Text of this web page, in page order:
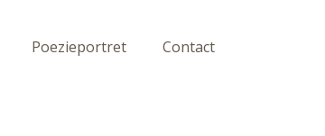
Poezieportret Contact